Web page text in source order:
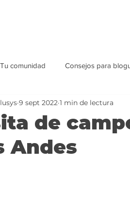
Tu comunidad Consejos para
de
Andes
9 sept 2022 1 min de lectura